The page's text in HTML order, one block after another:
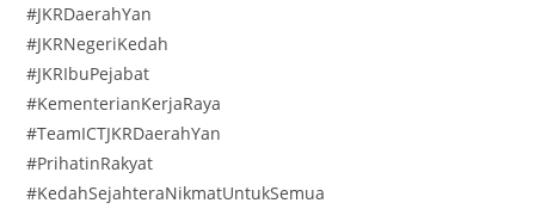
#JKRDaerahYan
#JKRNegeriKedah
#JKRIbuPejabat
#KementerianKerjaRaya
#TeamICTJKRDaerahYan
#PrihatinRakyat
#KedahSejahteraNikmatUntukSemua